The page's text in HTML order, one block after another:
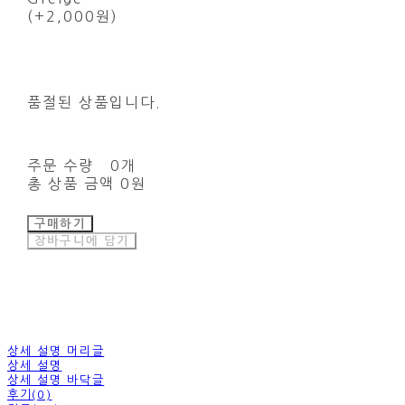
(+2,000원)
품절된 상품입니다.
주문 수량
0개
총 상품 금액
0원
구매하기
장바구니에 담기
상세 설명 머리글
상세 설명
상세 설명 바닥글
후기(0)